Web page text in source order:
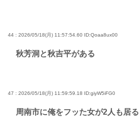
44 : 2026/05/18(月) 11:57:54.60 ID:Qoaa8ux00
秋芳洞と秋吉平がある
47 : 2026/05/18(月) 11:59:59.18 ID:giyW5iFG0
周南市に俺をフッた女が2人も居る